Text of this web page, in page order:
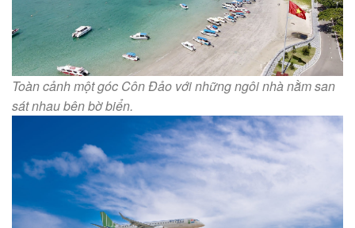
Toàn cảnh một góc Côn Đảo với những ngôi nhà nằm san
sát nhau bên bờ biển.